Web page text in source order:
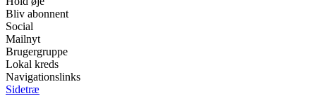
Bliv abonnent
Social
Mailnyt
Brugergruppe
Lokal kreds
Navigationslinks
Sidetræ